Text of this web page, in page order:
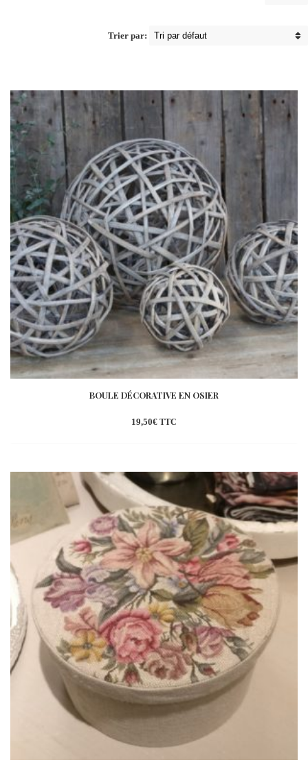
Trier par:
BOULE DÉCORATIVE EN OSIER
19,50€ TTC
wishlist